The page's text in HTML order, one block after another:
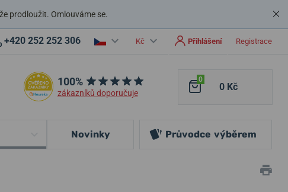
prodloužit. Omlouváme se.
+420 252 252 306 Kč Přihlášení Registrace
100%
zákazníků doporučuje
0
0 Kč
Novinky Průvodce výběrem